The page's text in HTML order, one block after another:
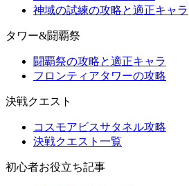
神域の試練の攻略と適正キャラ
タワー&闘覇祭
闘覇祭の攻略と適正キャラ
フロンティアタワーの攻略
決戦クエスト
コスモアビスサタネル攻略
決戦クエスト一覧
初心者お役立ち記事